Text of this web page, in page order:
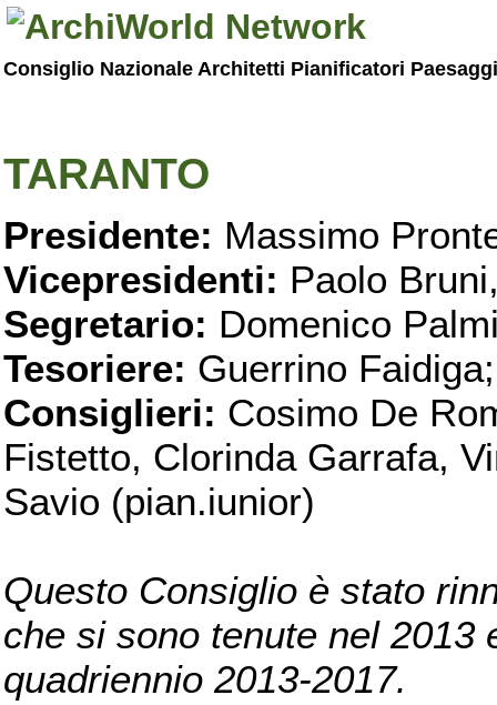
Consiglio Nazionale Architetti Pianificatori
TARANTO
Presidente: Massimo
Vicepresidenti: Paolo
Segretario: Domenico
Tesoriere: Guerrino Faidiga;
Consiglieri: Cosimo De
Fistetto, Clorinda Garrafa,
Savio (pian.iunior)
Questo Consiglio è stato
che si sono tenute nel 2013
quadriennio 2013-2017.